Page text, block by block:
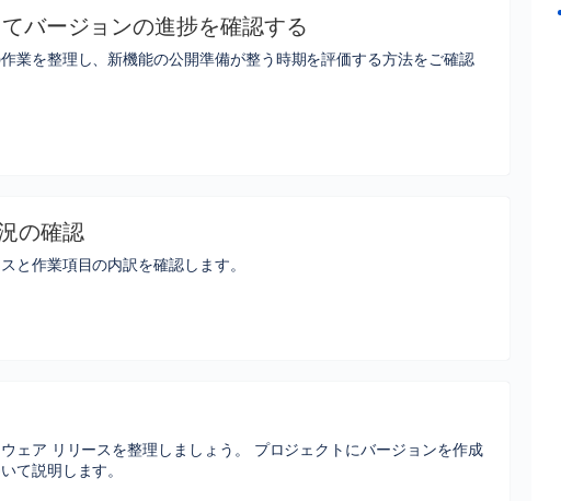
バージョンの進捗を確認する
業を整理し、新機能の公開準備が整う時期を評価する方法をご確認
の確認
と作業項目の内訳を確認します。
ェア リリースを整理しましょう。 プロジェクトにバージョンを作成
て説明します。